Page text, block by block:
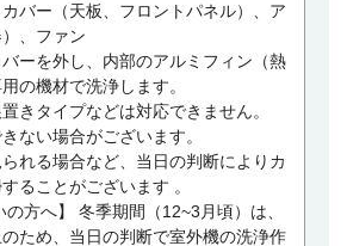
バー（天板、フロントパネル）、ア
、ファン
ーを外し、内部のアルミフィン（熱
の機材で洗浄します。
きタイプなどは対応できません。
ない場合がございます。
れる場合など、当日の判断によりカ
ることがございます 。
方へ】 冬季期間（12~3月頃）は、
ため、当日の判断で室外機の洗浄作